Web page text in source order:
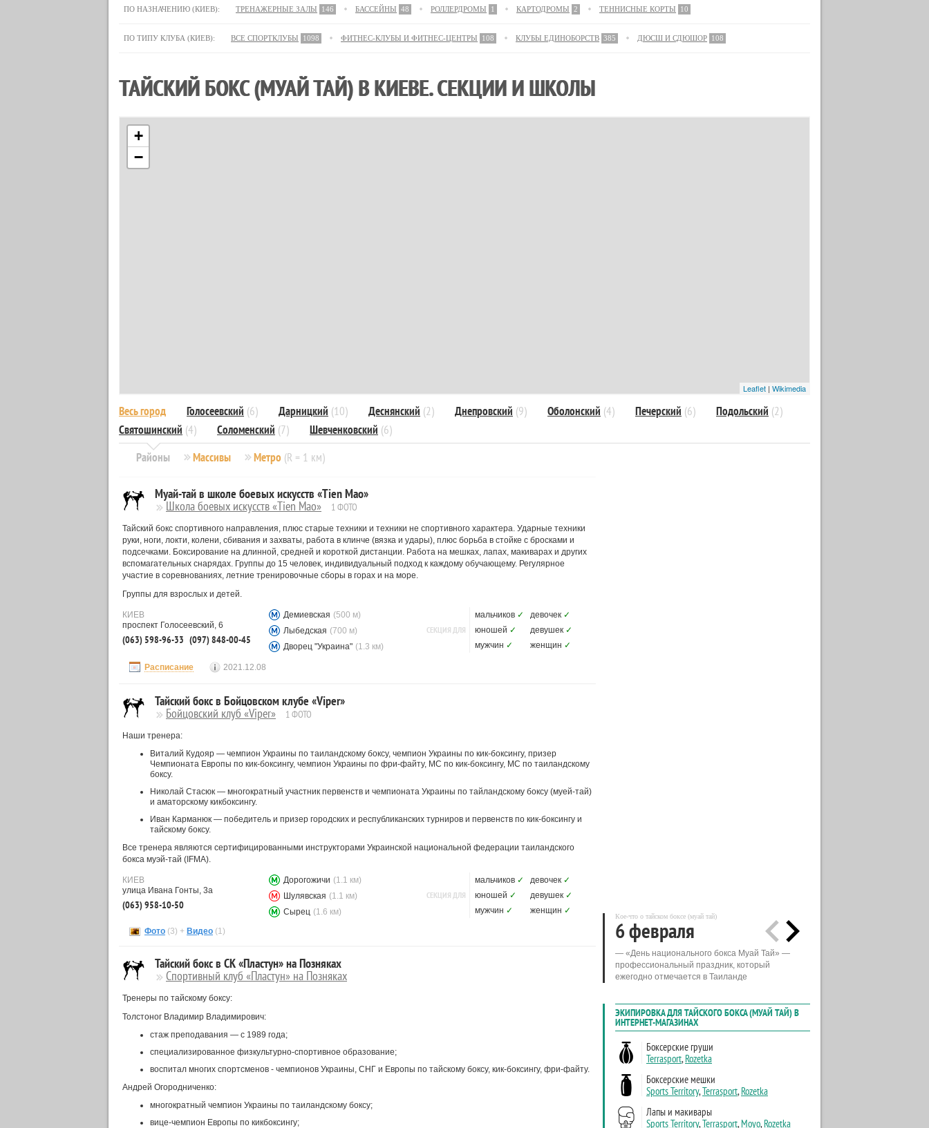
ПО НАЗНАЧЕНИЮ (КИЕВ): ТРЕНАЖЕРНЫЕ ЗАЛЫ 146 БАССЕЙНЫ 48 РОЛЛЕРДРОМЫ 1 КАРТОДРОМЫ 2 ТЕННИСНЫЕ КОРТЫ 10
ПО ТИПУ КЛУБА (КИЕВ): ВСЕ СПОРТКЛУБЫ 1098 ФИТНЕС-КЛУБЫ И ФИТНЕС-ЦЕНТРЫ 108 КЛУБЫ ЕДИНОБОРСТВ 385 ДЮСШ И СДЮШОР 108
ТАЙСКИЙ БОКС (МУАЙ ТАЙ) В КИЕВЕ. СЕКЦИИ И ШКОЛЫ
+
−
Leaflet | Wikimedia
Районы
Весь город Голосеевский (6) Дарницкий (10) Деснянский (2) Днепровский (9) Оболонский (4) Печерский (6) Подольский (2)
Святошинский (4) Соломенский (7) Шевченковский (6)
Массивы
Метро (R = 1 км)
Муай-тай в школе боевых искусств «Tien Mao»
Школа боевых искусств «Tien Mao» 1 ФОТО
Тайский бокс спортивного направления, плюс старые техники и техники не спортивного характера. Ударные техники
руки, ноги, локти, колени, сбивания и захваты, работа в клинче (вязка и удары), плюс борьба в стойке с бросками и
подсечками. Боксирование на длинной, средней и короткой дистанции. Работа на мешках, лапах, макиварах и других
вспомагательных снарядах. Группы до 15 человек, индивидуальный подход к каждому обучающему. Регулярное
участие в соревнованиях, летние тренировочные сборы в горах и на море.
Группы для взрослых и детей.
КИЕВ
проспект Голосеевский, 6
(063) 598-96-33 (097) 848-00-45
Демиевская (500 м)
Лыбедская (700 м)
Дворец "Украина" (1.3 км)
СЕКЦИЯ ДЛЯ
мальчиков ✓ девочек ✓
юношей ✓ девушек ✓
мужчин ✓ женщин ✓
Расписание 2021.12.08
Тайский бокс в Бойцовском клубе «Viper»
Бойцовский клуб «Viper» 1 ФОТО
Наши тренера:
Виталий Кудояр — чемпион Украины по таиландскому боксу, чемпион Украины по кик-боксингу, призер
Чемпионата Европы по кик-боксингу, чемпион Украины по фри-файту, МС по кик-боксингу, МС по таиландскому
боксу.
Николай Стасюк — многократный участник первенств и чемпионата Украины по тайландскому боксу (муей-тай)
и аматорскому кикбоксингу.
Иван Карманюк — победитель и призер городских и республиканских турниров и первенств по кик-боксингу и
тайскому боксу.
Все тренера являются сертифицированными инструкторами Украинской национальной федерации таиландского
бокса муэй-тай (IFMA).
КИЕВ
улица Ивана Гонты, 3а
(063) 958-10-50
Дорогожичи (1.1 км)
Шулявская (1.1 км)
Сырец (1.6 км)
СЕКЦИЯ ДЛЯ
мальчиков ✓ девочек ✓
юношей ✓ девушек ✓
мужчин ✓ женщин ✓
Фото (3) + Видео (1)
Тайский бокс в СК «Пластун» на Позняках
Спортивный клуб «Пластун» на Позняках
Тренеры по тайскому боксу:
Толстоног Владимир Владимирович:
стаж преподавания — с 1989 года;
специализированное физкультурно-спортивное образование;
воспитал многих спортсменов - чемпионов Украины, СНГ и Европы по тайскому боксу, кик-боксингу, фри-файту.
Андрей Огородниченко:
многократный чемпион Украины по таиландскому боксу;
вице-чемпион Европы по кикбоксингу;
Кое-что о тайском боксе (муай тай)
6 февраля
— «День национального бокса Муай Тай» —
профессиональный праздник, который
ежегодно отмечается в Таиланде